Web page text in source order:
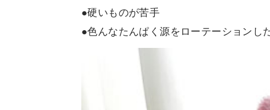
●硬いものが苦手
●色んなたんぱく源をローテーションし